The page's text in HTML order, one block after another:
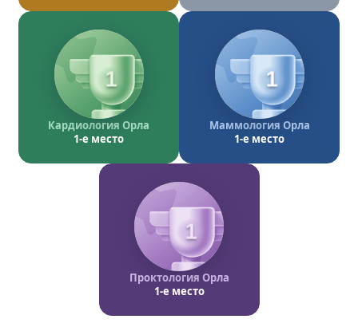
1
Кардиология Орла
1-е место
1
Маммология Орла
1-е место
1
Проктология Орла
1-е место